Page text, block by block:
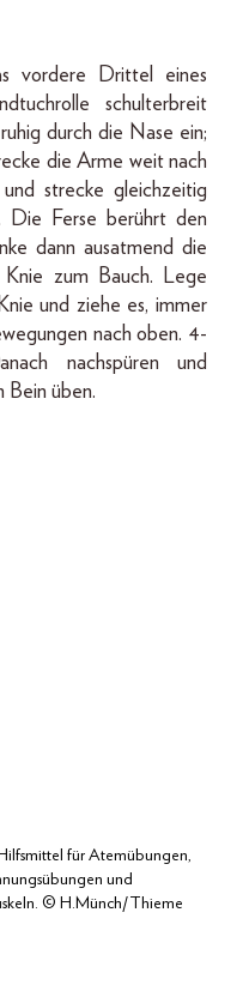
vordere Drittel eines
schulterbreit
durch die Nase ein;
die Arme weit nach
strecke gleichzeitig
Die Ferse berührt den
dann ausatmend die
zum Bauch. Lege
und ziehe es, immer
nach oben. 4-
nachspüren und
Bein üben.
für Atemübungen,
und
© H.Münch/Thieme